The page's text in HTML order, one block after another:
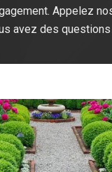
Appelez
avez des questions